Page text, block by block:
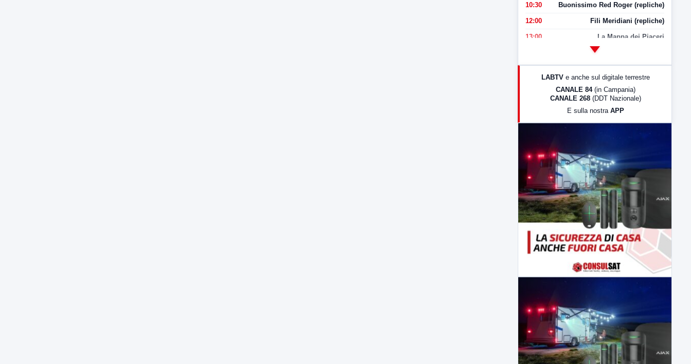
10:30 Buonissimo Red Roger (repliche)
12:00 Fili Meridiani (repliche)
13:00 La Mappa dei Piaceri
LabNews (Diretta)
LABTV e anche sul digitale terrestre
CANALE 84 (in Campania)
CANALE 268 (DDT Nazionale)
E sulla nostra APP